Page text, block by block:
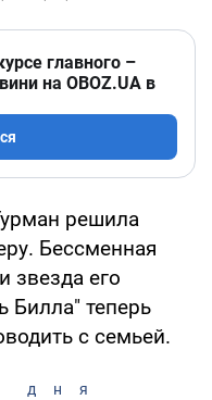
главного –
на OBOZ.UA в
решила
Бессменная
звезда его
Билла" теперь
с семьей.
дня